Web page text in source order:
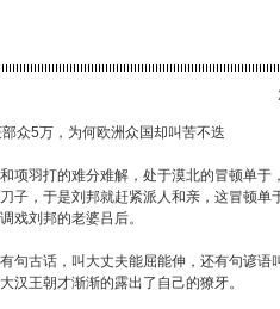
众5万，为何欧洲众国却叫苦不迭
项羽打的难分难解，处于漠北的冒顿单于
子，于是刘邦就赶紧派人和亲，这冒顿单
戏刘邦的老婆吕后。
句古话，叫大丈夫能屈能伸，还有句谚语
汉王朝才渐渐的露出了自己的獠牙。